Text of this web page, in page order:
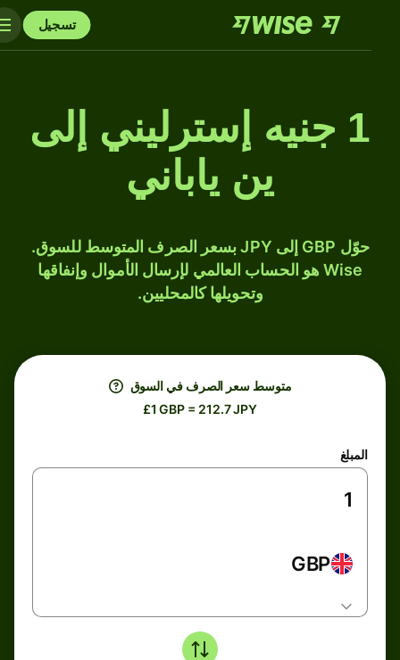
تسجيل
1 جنيه إسترليني إلى
ين ياباني
حوّل GBP إلى JPY بسعر الصرف المتوسط للسوق.
Wise هو الحساب العالمي لإرسال الأموال وإنفاقها
وتحويلها كالمحليين.
متوسط ​​سعر الصرف في السوق
£1 GBP = 212.7 JPY
المبلغ
GBP